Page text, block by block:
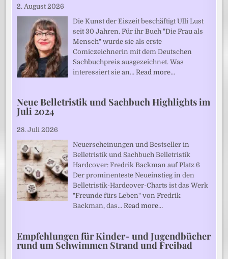
2. August 2026
Die Kunst der Eiszeit beschäftigt Ulli Lust
seit 30 Jahren. Für ihr Buch "Die Frau als
Mensch" wurde sie als erste
Comiczeichnerin mit dem Deutschen
Sachbuchpreis ausgezeichnet. Was
interessiert sie an…Read more…
Neue Belletristik und Sachbuch Highlights im
Juli 2024
28. Juli 2026
Neuerscheinungen und Bestseller in
Belletristik und Sachbuch Belletristik
Hardcover: Fredrik Backman auf Platz 6
Der prominenteste Neueinstieg in den
Belletristik-Hardcover-Charts ist das Werk
"Freunde fürs Leben" von Fredrik
Backman, das…Read more…
Empfehlungen für Kinder- und Jugendbücher
rund um Schwimmen Strand und Freibad